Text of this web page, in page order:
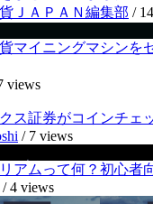
ＪＡＰＡＮ編集部 /
マイニングマシンを
views
ス証券がコインチェ
/ 7 views
アムって何？初心者
/4 views